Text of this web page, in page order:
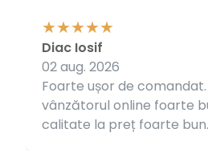
Foarte ușor de
vânzătorul online foarte
calitate la preț foarte
Diac Iosif
02 aug. 2026